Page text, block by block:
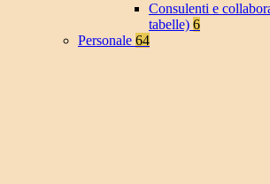
Consulenti e
tabelle) 6
Personale 64